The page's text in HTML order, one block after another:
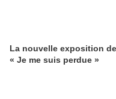
La nouvelle exposition
« Je me suis perdue »